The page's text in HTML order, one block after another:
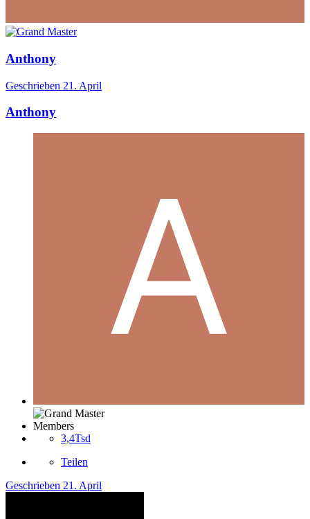
Anthony
Geschrieben 21. April
Anthony
Members
3,4Tsd
Teilen
Geschrieben 21. April